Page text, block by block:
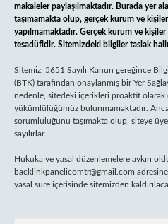
makaleler paylaşılmaktadır. Burada yer
taşımamakta olup, gerçek kurum ve
yapılmamaktadır. Gerçek kurum ve
tesadüfidir. Sitemizdeki bilgiler taslak
Sitemiz, 5651 Sayılı Kanun gereğince
(BTK) tarafından onaylanmış bir Yer
nedenle, sitedeki içerikleri proaktif olarak
yükümlülüğümüz bulunmamaktadır.
sorumluluğunu taşımakta olup, siteye
sayılırlar.
Hukuka ve yasal düzenlemelere aykırı
backlinkpanelicomtr@gmail.com
yasal süre içerisinde sitemizden